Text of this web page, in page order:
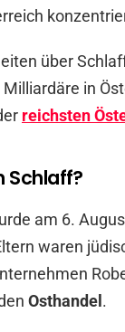
über
in
reichsten
Schlaff?
am 6.
waren
Osthandel .